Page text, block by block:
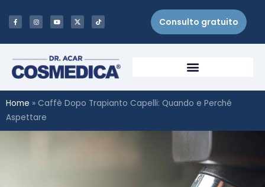
Consulto gratuito
Home » Caffè Dopo Trapianto Capelli: Quando e Perché
Aspettare